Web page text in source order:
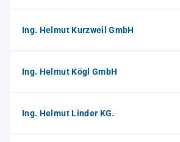
Ing. Helmut Kurzweil GmbH
Ing. Helmut Kögl GmbH
Ing. Helmut Linder KG.